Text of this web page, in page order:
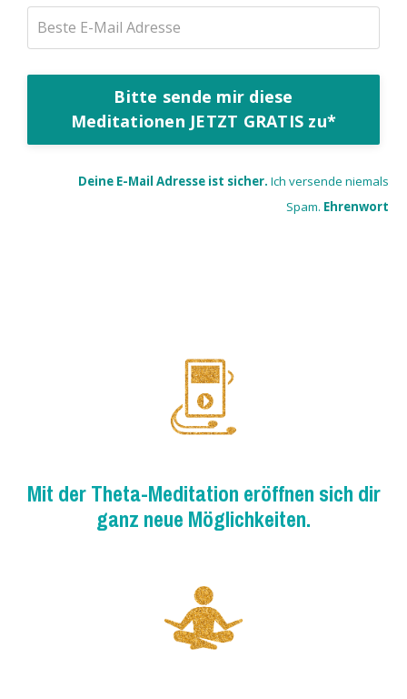
Bitte sende mir diese
Meditationen JETZT GRATIS zu*
Deine E-Mail Adresse ist sicher. Ich versende niemals
Spam. Ehrenwort
Mit derTheta-Meditation eröffnen sich dir
ganz neue Möglichkeiten.